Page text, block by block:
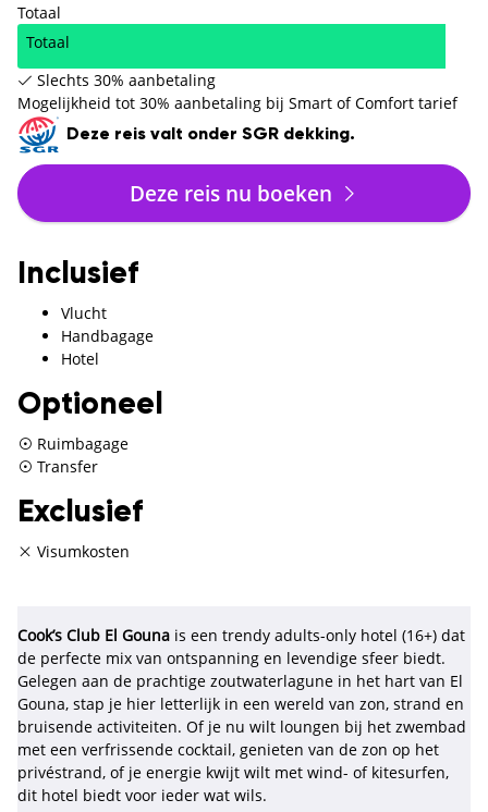
Totaal
Totaal
Slechts 30% aanbetaling
Mogelijkheid tot 30% aanbetaling bij Smart of Comfort tarief
Deze reis valt onder SGR dekking.
Deze reis nu boeken
Inclusief
Vlucht
Handbagage
Hotel
Optioneel
Ruimbagage
Transfer
Exclusief
Visumkosten
Cook’s Club El Gouna is een trendy adults-only hotel (16+) dat
de perfecte mix van ontspanning en levendige sfeer biedt.
Gelegen aan de prachtige zoutwaterlagune in het hart van El
Gouna, stap je hier letterlijk in een wereld van zon, strand en
bruisende activiteiten. Of je nu wilt loungen bij het zwembad
met een verfrissende cocktail, genieten van de zon op het
privéstrand, of je energie kwijt wilt met wind- of kitesurfen,
dit hotel biedt voor ieder wat wils.